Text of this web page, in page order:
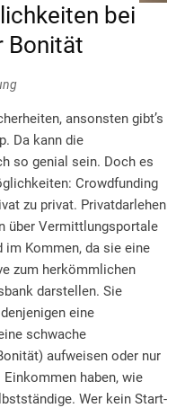
bei
Bonität
ansonsten gibt’s
Da kann die
so genial sein. Doch es
Crowdfunding
zu privat. Privatdarlehen
über Vermittlungsportale
im Kommen, da sie eine
zum herkömmlichen
darstellen. Sie
eine
schwache
aufweisen oder nur
haben, wie
Wer kein Start-